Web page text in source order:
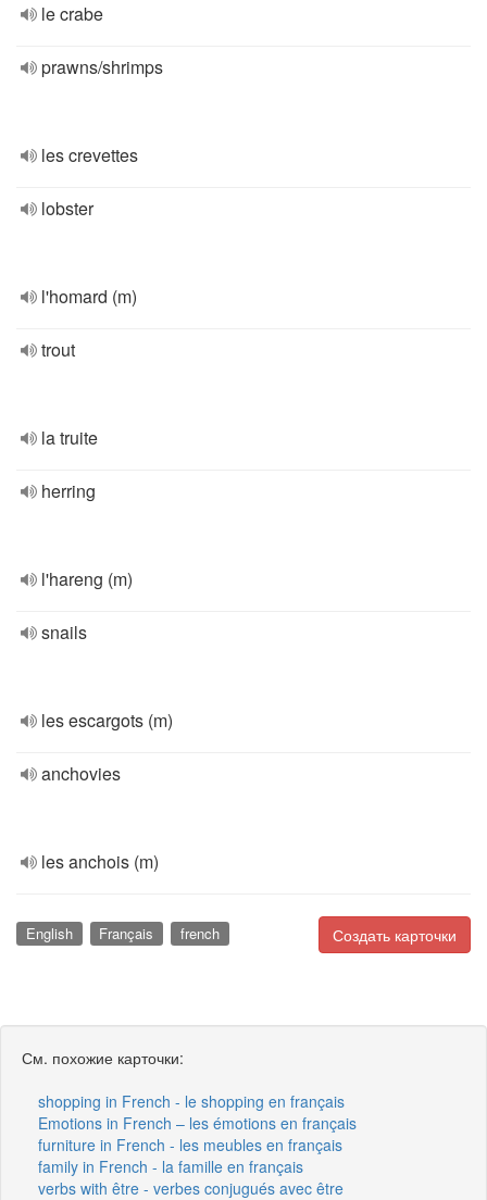
le crabe
prawns/shrimps
les crevettes
lobster
l'homard (m)
trout
la truite
herring
l'hareng (m)
snails
les escargots (m)
anchovies
les anchois (m)
Создать карточки
English Français french
См. похожие карточки:
shopping in French - le shopping en français
Emotions in French – les émotions en français
furniture in French - les meubles en français
family in French - la famille en français
verbs with être - verbes conjugués avec être